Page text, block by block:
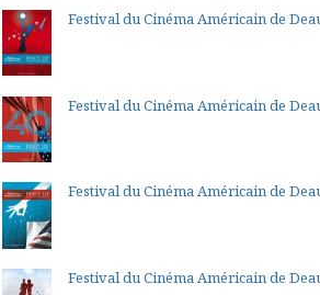
Festival du Cinéma Américain de
Festival du Cinéma Américain de
Festival du Cinéma Américain de
Festival du Cinéma Américain de